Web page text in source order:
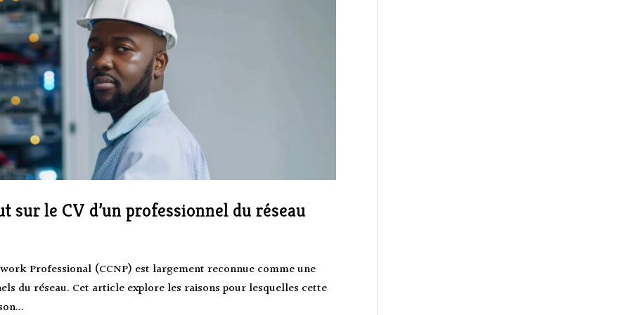
sur le CV d’un professionnel du réseau
Professional (CCNP) est largement reconnue comme une
du réseau. Cet article explore les raisons pour lesquelles cette